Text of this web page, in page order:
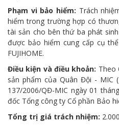
Phạm vi bảo hiểm: Trách
hiểm trong trường hợp có
tài sản cho bên thứ ba phát
được bảo hiểm cung cấp cụ
FUJIHOME.
Điều kiện và điều khoản: Theo
sản phẩm của Quân Đội - MIC
137/2006/QĐ-MIC ngày 01
đốc Tổng công ty Cổ phần Bảo
Tổng trị giá trách nhiệm: